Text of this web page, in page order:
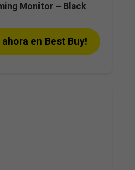
Monitor – Black
ahora en Best Buy!